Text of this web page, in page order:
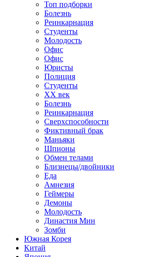
Топ подборки
Болезнь
Реинкарнация
Студенты
Молодость
Офис
Офис
Юристы
Полиция
Студенты
ХХ век
Болезнь
Реинкарнация
Сверхспособности
Фиктивный брак
Маньяки
Шпионы
Обмен телами
Близнецы/двойники
Еда
Амнезия
Геймеры
Демоны
Молодость
Династия Мин
Зомби
Южная Корея
Китай